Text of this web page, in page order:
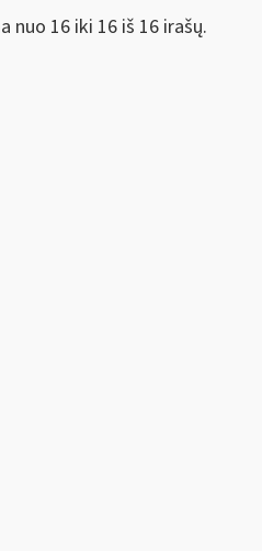
nuo 16 iki 16 iš 16 irašų.